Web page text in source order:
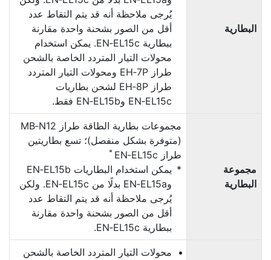
البطارية
يُرجى ملاحظة أنه قد يتم التقاط عدد
أقل من الصور بشحنة واحدة مقارنة
ببطارية EN‑EL15c. يمكن استخدام
محولات التيار المتردد الخاصة بالشحن
طراز EH‑7P ومحولات التيار المتردد
طراز EH‑8P لشحن بطاريات
EN‑EL15c وEN‑EL15b فقط.
مجموعة
البطارية
مجموعات بطارية الطاقة طراز MB‑N12
(متوفرة بشكل منفصل)؛ تسع بطاريتين
طراز EN‑EL15c
*
يمكن استخدام البطاريات EN‑EL15b
وEN‑EL15a بدلًا من EN‑EL15c. ولكن
يُرجى ملاحظة أنه قد يتم التقاط عدد
أقل من الصور بشحنة واحدة مقارنة
ببطارية EN‑EL15c.
محولات التيار المتردد الخاصة بالشحن